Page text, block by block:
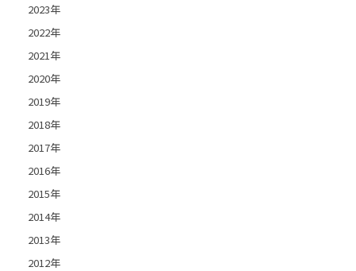
2023年
2022年
2021年
2020年
2019年
2018年
2017年
2016年
2015年
2014年
2013年
2012年